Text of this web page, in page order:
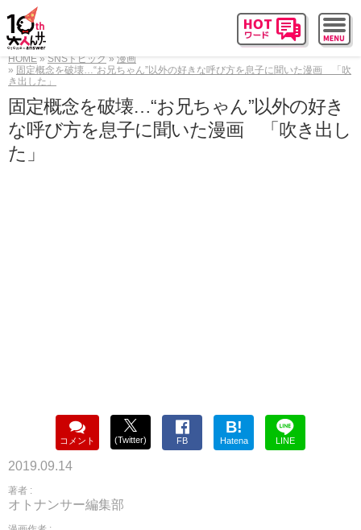
HOME SNSトピック
漫画
固定概念を破壊…“お兄ちゃん”以外の好きな呼び方を息子に聞いた漫画 「吹
き出した」
固定概念を破壊…“お兄ちゃん”以外の好き
な呼び方を息子に聞いた漫画 「吹き出し
た」
コメント (Twitter) FB
B!
Hatena LINE
2019.09.14
著者 :
オトナンサー編集部